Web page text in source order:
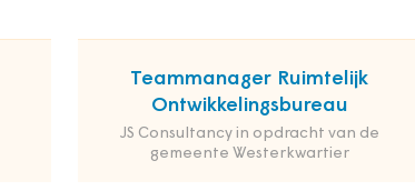
Teammanager Ruimtelijk
Ontwikkelingsbureau
JS Consultancy in opdracht van de
gemeente Westerkwartier